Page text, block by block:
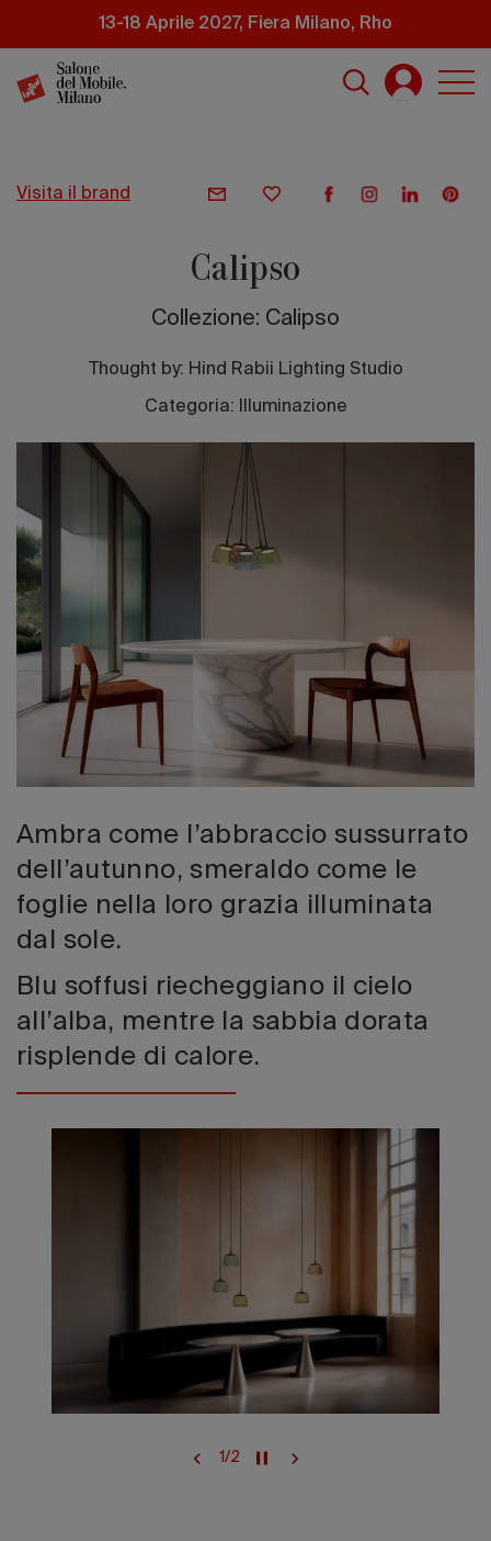
principale
13-18 Aprile 2027, Fiera Milano, Rho
visita il brand
Calipso
Collezione: Calipso
Thought by: Hind Rabii Lighting Studio
Categoria: Illuminazione
Ambra come l’abbraccio sussurrato
dell’autunno, smeraldo come le
foglie nella loro grazia illuminata
dal sole.
Blu soffusi riecheggiano il cielo
all’alba, mentre la sabbia dorata
risplende di calore.
1/2